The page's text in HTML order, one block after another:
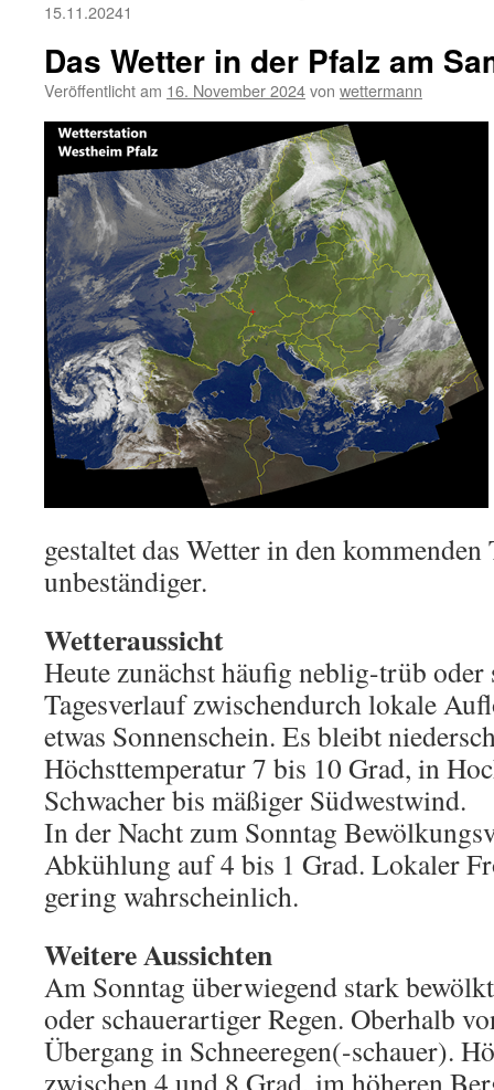
15.11.20241
Das Wetter in der Pfalz am
Veröffentlicht am 16. November 2024von wettermann
gestaltet das Wetter in den kommenden
unbeständiger.
Wetteraussicht
Heute zunächst häufig neblig-trüb
Tagesverlauf zwischendurch lokale
etwas Sonnenschein. Es bleibt
Höchsttemperatur 7 bis 10 Grad, in
Schwacher bis mäßiger Südwestwind.
In der Nacht zum Sonntag
Abkühlung auf 4 bis 1 Grad. Lokaler
gering wahrscheinlich.
Weitere Aussichten
Am Sonntag überwiegend stark
oder schauerartiger Regen. Oberhalb
Übergang in Schneeregen(-schauer).
zwischen 4 und 8 Grad, im höheren